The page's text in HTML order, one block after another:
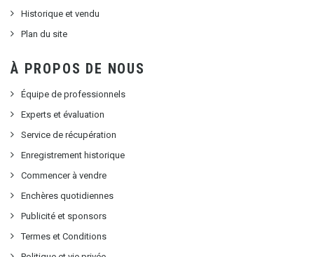
Historique et vendu
Plan du site
À PROPOS DE NOUS
Équipe de professionnels
Experts et évaluation
Service de récupération
Enregistrement historique
Commencer à vendre
Enchères quotidiennes
Publicité et sponsors
Termes et Conditions